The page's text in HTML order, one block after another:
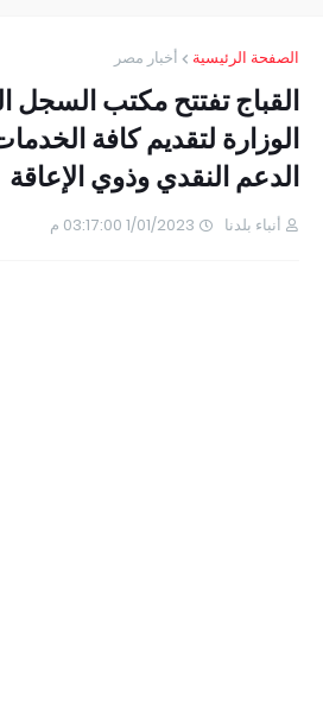
الصفحة الرئيسية أخبار مصر
القباج تفتتح مكتب السجل
الوزارة لتقديم كافة
الدعم النقدي وذوي الإعاقة
أنباء بلدنا 1/01/2023 03:17:00 م